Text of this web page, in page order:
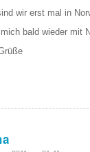
wir erst mal in
bald wieder mit